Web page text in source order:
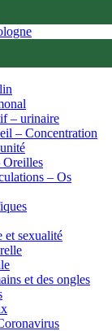
– urinaire
– Concentration
Oreilles
– Os
et sexualité
et des ongles